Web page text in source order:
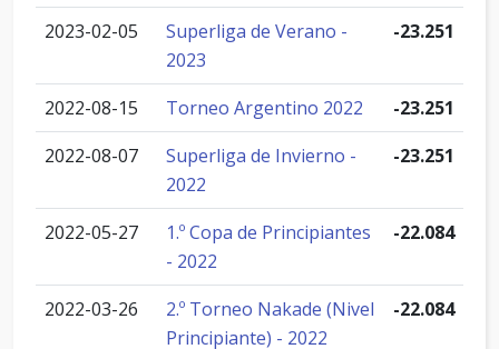
2023-02-05
Superliga de Verano -
2023
-23.251
2022-08-15 Torneo Argentino 2022
-23.251
2022-08-07
Superliga de Invierno -
2022
-23.251
2022-05-27
1.º Copa de Principiantes
- 2022
-22.084
2022-03-26
2.º Torneo Nakade (Nivel
Principiante) - 2022
-22.084